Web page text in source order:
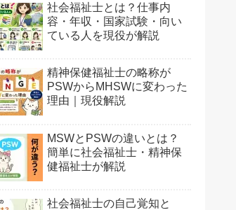
社会福祉士とは？仕事内
容・年収・国家試験・向い
ている人を現役が解説
精神保健福祉士の略称が
PSWからMHSWに変わった
理由｜現役解説
MSWとPSWの違いとは？
簡単に社会福祉士・精神保
健福祉士が解説
社会福祉士の自己覚知と